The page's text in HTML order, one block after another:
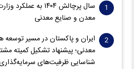
سال پرچالش ۱۴۰۴ به
معدن و صنایع معدنی
ایران و پاکستان در مسیر
معدنی؛ پیشنهاد تشکیل کمیته
شناسایی ظرفیت‌های